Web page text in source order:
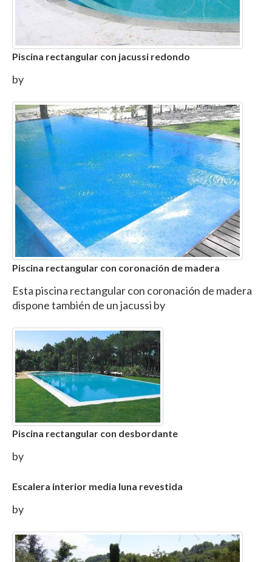
Piscina rectangular con jacussi redondo
by
Piscina rectangular con coronación de madera
Esta piscina rectangular con coronación de madera
dispone también de un jacussi by
Piscina rectangular con desbordante
by
Escalera interior media luna revestida
by